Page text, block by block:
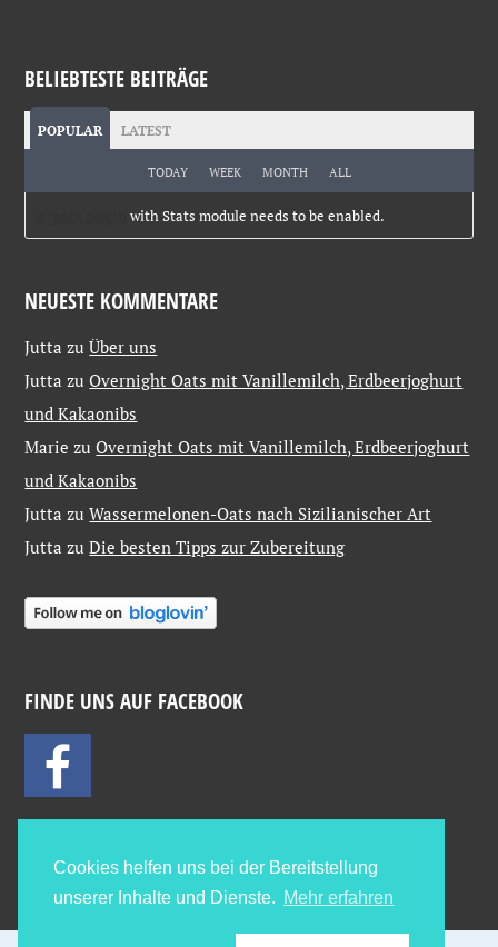
Cookies helfen uns bei der Bereitstellung
unserer Inhalte und Dienste. Mehr erfahren
BELIEBTESTE BEITRÄGE
POPULAR LATEST
TODAY WEEK MONTH ALL
with Stats module needs to be enabled.
NEUESTE KOMMENTARE
Jutta zuÜber uns
Jutta zuOvernight Oats mit Vanillemilch, Erdbeerjoghurt
und Kakaonibs
Marie zuOvernight Oats mit Vanillemilch, Erdbeerjoghurt
und Kakaonibs
Jutta zuWassermelonen-Oats nach Sizilianischer Art
Jutta zuDie besten Tipps zur Zubereitung
FINDE UNS AUF FACEBOOK